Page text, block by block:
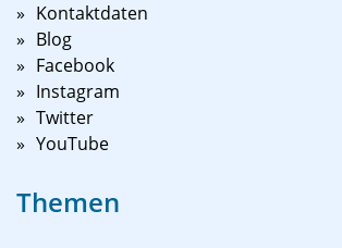
Kontaktdaten
Blog
Facebook
Instagram
Twitter
YouTube
Themen